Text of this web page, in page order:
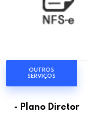
OUTROS
SERVIÇOS
- Plano Diretor